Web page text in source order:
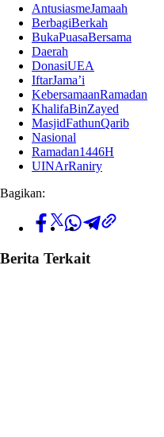
AntusiasmeJamaah
BerbagiBerkah
BukaPuasaBersama
Daerah
DonasiUEA
IftarJama’i
KebersamaanRamadan
KhalifaBinZayed
MasjidFathunQarib
Nasional
Ramadan1446H
UINArRaniry
Bagikan:
Berita Terkait